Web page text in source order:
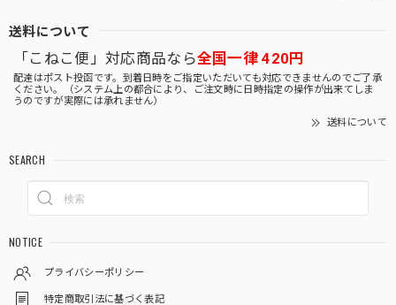
送料について
「こねこ便」対応商品なら全国一律 420円
配達はポスト投函です。到着日時をご指定いただいても対応できませんのでご了承
ください。（システム上の都合により、ご注文時に日時指定の操作が出来てしま
うのですが実際には承れません）
送料について
SEARCH
NOTICE
プライバシーポリシー
特定商取引法に基づく表記